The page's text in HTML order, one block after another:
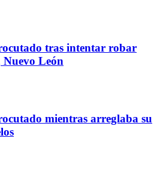
tras intentar robar
Nuevo León
mientras arreglaba su